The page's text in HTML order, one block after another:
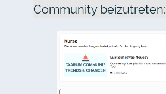
Community beizutreten: